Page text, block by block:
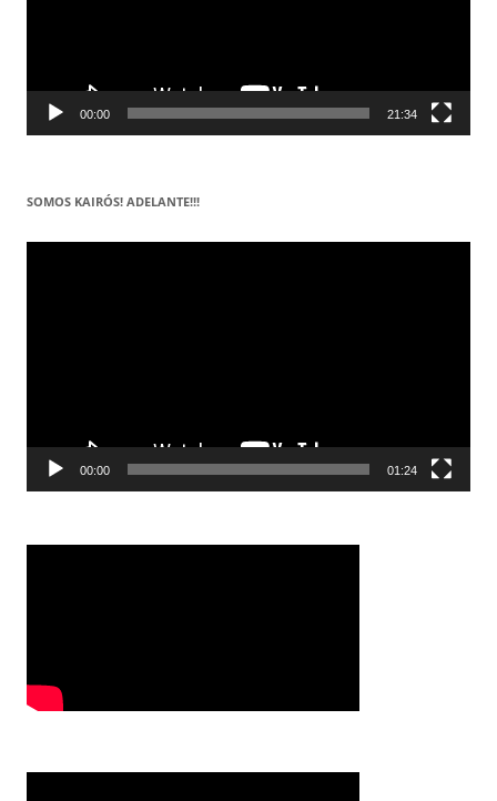
00:00 21:34
SOMOS KAIRÓS! ADELANTE!!!
Reproductor
00:00 01:24